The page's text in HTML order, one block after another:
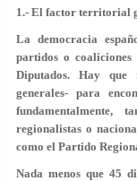
1.- El factor territorial
La democracia
partidos o coaliciones
Diputados. Hay que
generales- para
regionalistas o
como el Partido
Nada menos que 45